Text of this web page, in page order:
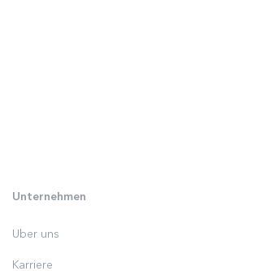
Unternehmen
Uber uns
Karriere